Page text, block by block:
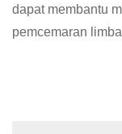
dapat membantu
pemcemaran